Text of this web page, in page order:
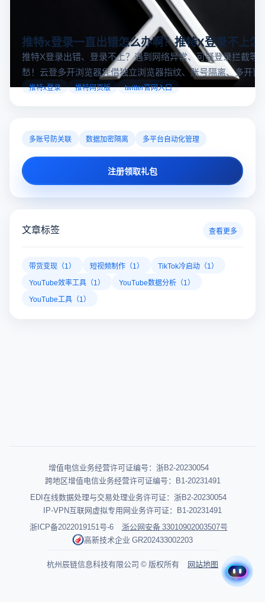
推特x登录一直出错怎么办啊？推特X登录不上怎
推特X登录出错、登录不上？遇到网络异常、可疑登录拦截等
愁！云登多开浏览器凭借独立浏览器指纹、账号隔离、多开窗
对性解决登录难题，让推特X登录更稳定安全～
推特x登录 推特网页版 twitter官网入口
多账号防关联 数据加密隔离 多平台自动化管理
注册领取礼包
文章标签 查看更多
带货变现（1） 短视频制作（1）
TikTok冷启动（1）
YouTube效率工具（1）
YouTube数据分析（1）
YouTube工具（1）
增值电信业务经营许可证编号：浙B2-20230054
跨地区增值电信业务经营许可证编号：B1-20231491
EDI在线数据处理与交易处理业务许可证：浙B2-20230054
IP-VPN互联网虚拟专用网业务许可证：B1-20231491
浙ICP备2022019151号-6
浙公网安备 33010902003507号
高新技术企业 GR202433002203
杭州辰链信息科技有限公司 © 版权所有 网站地图